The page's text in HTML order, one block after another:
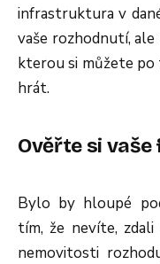
infrastruktura v
vaše rozhodnutí, ale
kterou si můžete
hrát.
Ověřte si
Bylo by hloupé
tím, že nevíte,
nemovitosti